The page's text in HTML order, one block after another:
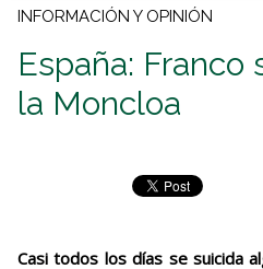
INFORMACIÓN Y OPINIÓN
España: Franco
la Moncloa
Casi todos los días se suicida